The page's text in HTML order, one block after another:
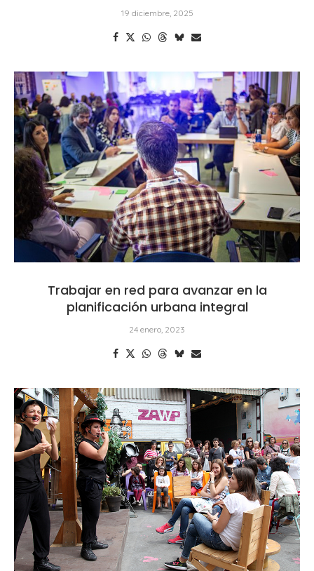
19 diciembre, 2025
Trabajar en red para avanzar en la
planificación urbana integral
24 enero, 2023